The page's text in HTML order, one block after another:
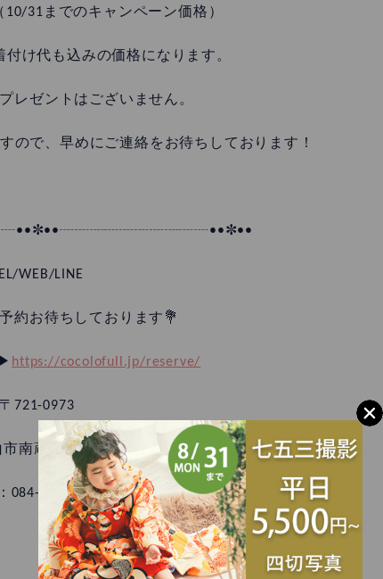
10/31までのキャンペーン価格）
け代も込みの価格になります。
レゼントはございません。
ので、早めにご連絡をお待ちしております！
WEB/LINE
約お待ちしております💐
https://cocolofull.jp/reserve/
〒721-0973
南蔵王町1丁目6-55
084-921-5901